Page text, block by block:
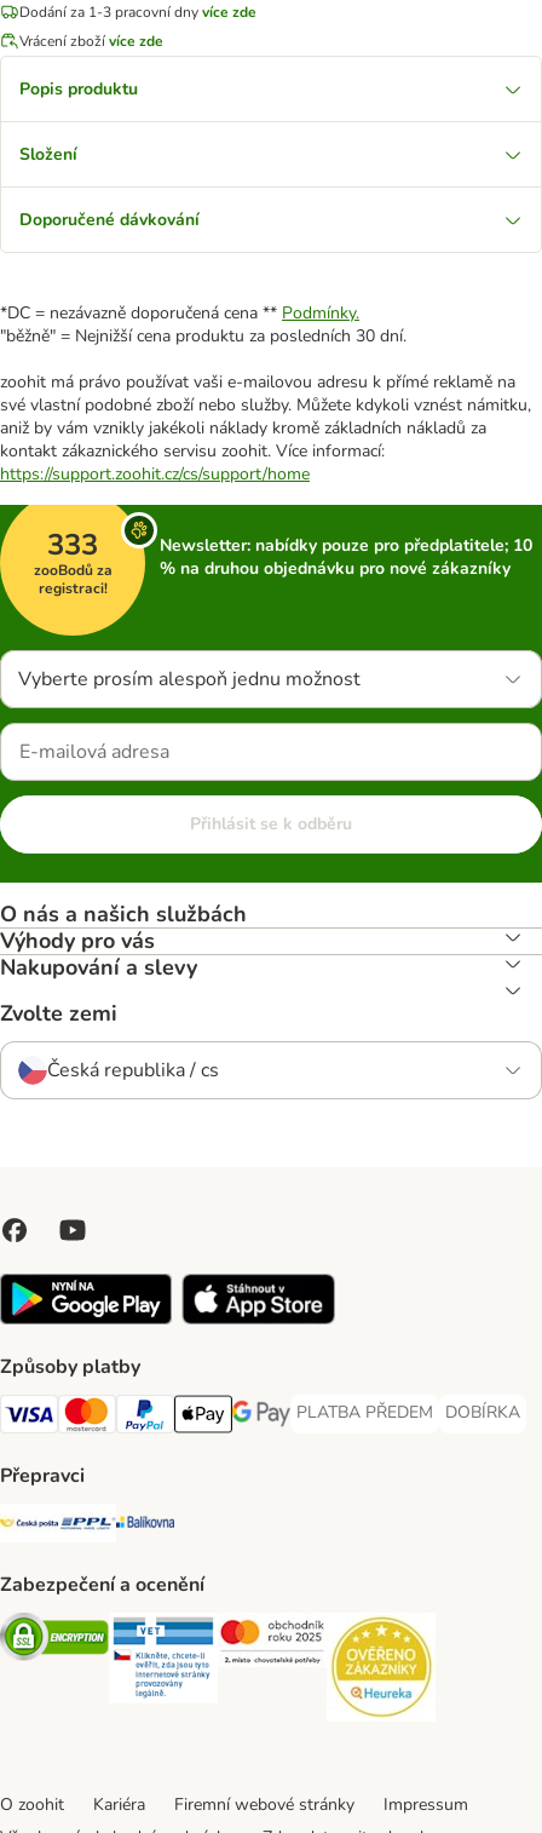
Dodání za 1-3 pracovní dnyvíce zde
Vrácení zbožívíce zde
Popis produktu
Složení
Doporučené dávkování
*DC = nezávazně doporučená cena ** Podmínky.
"běžně" = Nejnižší cena produktu za posledních 30 dní.
zoohit má právo používat vaši e-mailovou adresu k přímé reklamě na
své vlastní podobné zboží nebo služby. Můžete kdykoli vznést námitku,
aniž by vám vznikly jakékoli náklady kromě základních nákladů za
kontakt zákaznického servisu zoohit. Více informací:
https://support.zoohit.cz/cs/support/home
333
zooBodů za
registraci!
Newsletter: nabídky pouze pro předplatitele; 10
% na druhou objednávku pro nové zákazníky
Vyberte prosím alespoň jednu možnost
Přihlásit se k odběru
O nás a našich službách
Výhody pro vás
Nakupování a slevy
Zvolte zemi
Česká republika / cs
Způsoby platby
Visa Payment Method
Mastercard Payment Method
PayPal Payment Method
Apple pay Payment Method
GooglePay Payment Method
PLATBA PŘEDEM
PLATBA PŘEDEM Payment
DOBÍRKA
DOBÍRKA
Přepravci
Česká pošta Shipping Method
PPL Shipping Method
Balíkovna Shipping Method
Zabezpečení a ocenění
Security Security Security
O zoohit Kariéra Firemní webové stránky
Impressum